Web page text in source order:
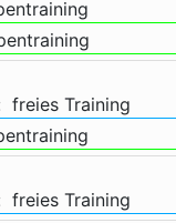
freies Training
freies Training